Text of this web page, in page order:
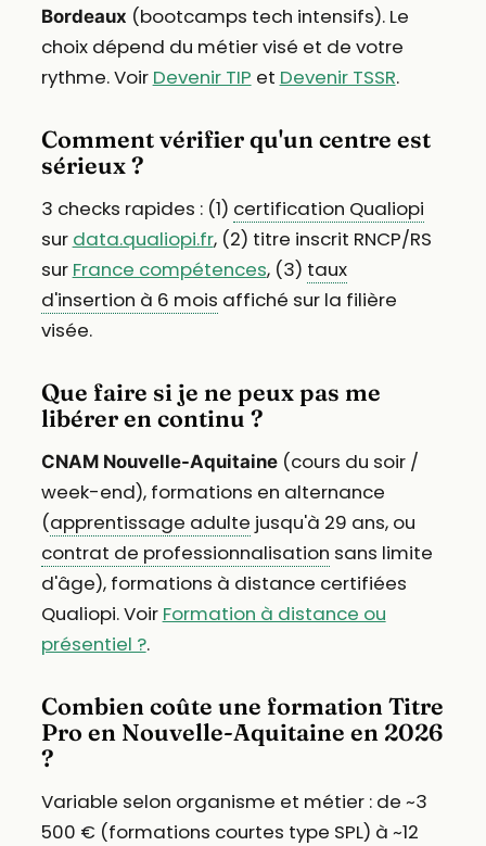
Bordeaux (bootcamps tech intensifs). Le
choix dépend du métier visé et de votre
rythme. Voir Devenir TIP et Devenir TSSR.
Comment vérifier qu'un centre est
sérieux ?
3 checks rapides : (1) certification Qualiopi
sur data.qualiopi.fr, (2) titre inscrit RNCP/RS
sur France compétences, (3) taux
d'insertion à 6 mois affiché sur la filière
visée.
Que faire si je ne peux pas me
libérer en continu ?
CNAM Nouvelle-Aquitaine(cours du soir /
week-end), formations en alternance
(apprentissage adulte jusqu'à 29 ans, ou
contrat de professionnalisation sans limite
d'âge), formations à distance certifiées
Qualiopi. Voir Formation à distance ou
présentiel ?.
Combien coûte une formation Titre
Pro en Nouvelle-Aquitaine en 2026
?
Variable selon organisme et métier : de ~3
500 € (formations courtes type SPL) à ~12